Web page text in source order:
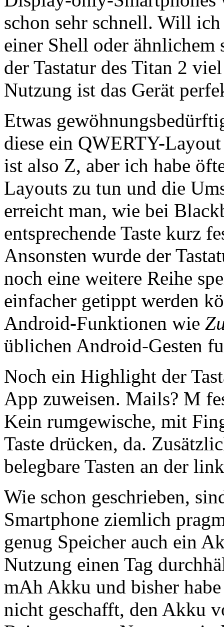
schon sehr schnell. Will
einer Shell oder ähnlichem
der Tastatur des Titan 2
Nutzung ist das Gerät
Etwas
diese ein QWERTY-
ist also Z, aber ich habe
Layouts zu tun und die
erreicht man, wie bei
entsprechende Taste kurz
Ansonsten wurde der
noch eine weitere Reihe
einfacher getippt werden
Android-Funktionen wie
üblichen Android-Gesten
Noch ein Highlight der
App zuweisen. Mails? M
Kein rumgewische, mit
Taste drücken, da.
belegbare Tasten an der
Wie schon geschrieben,
Smartphone ziemlich
genug Speicher auch ein
Nutzung einen Tag
mAh Akku und bisher
nicht geschafft, den Akku